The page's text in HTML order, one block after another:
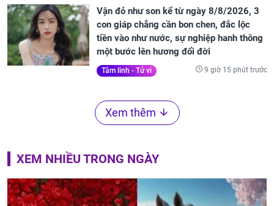
Vận đỏ như son kể từ ngày 8/8/2026, 3
con giáp chẳng cần bon chen, đắc lộc
tiền vào như nước, sự nghiệp hanh thông
một bước lên hương đổi đời
Tâm linh - Tử vi 9 giờ 15 phút trước
Xem thêm
XEM NHIỀU TRONG NGÀY